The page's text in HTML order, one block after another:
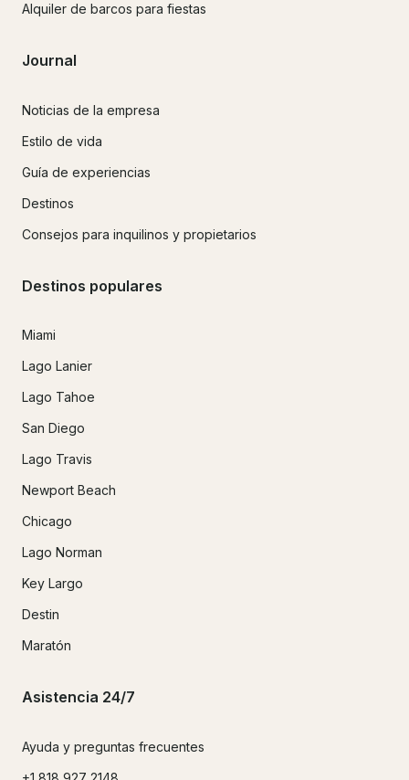
Alquiler de barcos para fiestas
Journal
Noticias de la empresa
Estilo de vida
Guía de experiencias
Destinos
Consejos para inquilinos y propietarios
Destinos populares
Miami
Lago Lanier
Lago Tahoe
San Diego
Lago Travis
Newport Beach
Chicago
Lago Norman
Key Largo
Destin
Maratón
Asistencia 24/7
Ayuda y preguntas frecuentes